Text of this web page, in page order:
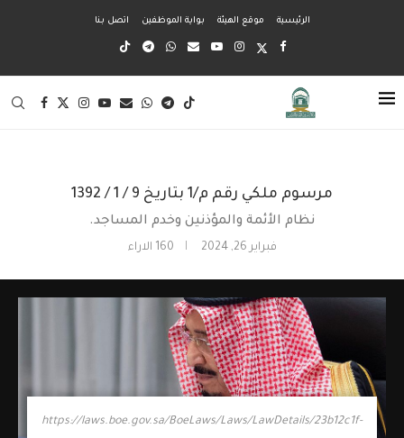
الرئيسية موقع الهيئة بواية الموظفين اتصل بنا
مرسوم ملكي رقم م/1 بتاريخ 9 / 1 / 1392
نظام الأئمة والمؤذنين وخدم المساجد.
فبراير 26, 2024 160 الاراء
https://laws.boe.gov.sa/BoeLaws/Laws/LawDetails/23b12c1f-